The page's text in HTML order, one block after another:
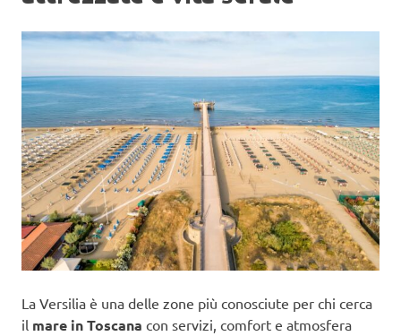
La Versilia è una delle zone più conosciute per chi cerca
il mare in Toscana con servizi, comfort e atmosfera